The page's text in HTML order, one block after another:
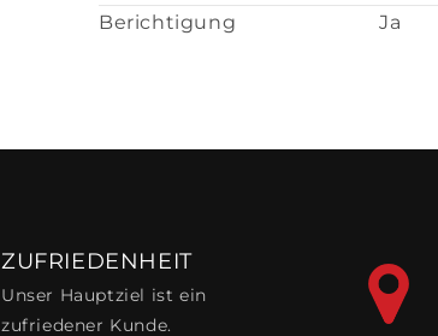
Berichtigung
Ja
ZUFRIEDENHEIT
Unser Hauptziel ist ein
zufriedener Kunde.